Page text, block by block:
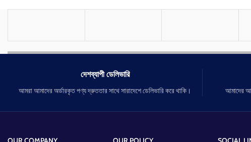
ত্বককে Soft করবে।
দেশব্যাপী ডেলিভারি
আমরা আমাদের অর্ডারকৃত পণ্য দ্রুততার সাথে সারাদেশে ডেলিভারি করে থাকি। আমাদের